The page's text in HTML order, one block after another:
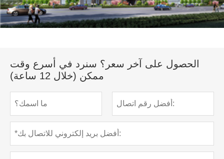
الحصول على آخر سعر؟ سنرد في أسرع وقت
ممكن (خلال 12 ساعة)